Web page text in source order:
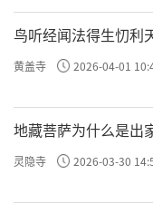
九、 任运住：「
鸟听经闻法得生忉利
黄盖寺 2026-04-01
地藏菩萨为什么是出
灵隐寺 2026-03-30